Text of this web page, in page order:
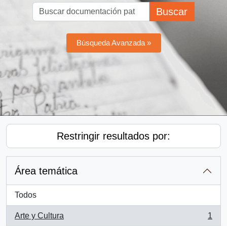
Buscar
Búsqueda Avanzada »
Restringir resultados por:
Área temática
Todos
Arte y Cultura
, 1 resultados
1